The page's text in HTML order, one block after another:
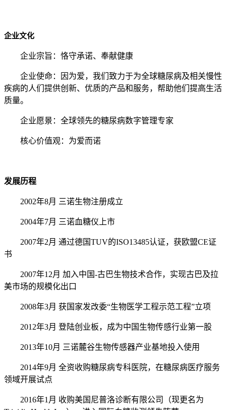
企业文化
企业宗旨：恪守承诺、奉献健康
企业使命：因为爱，我们致力于为全球糖尿病及相关慢性
疾病的人们提供创新、优质的产品和服务，帮助他们提高生活
质量。
企业愿景：全球领先的糖尿病数字管理专家
核心价值观：为爱而诺
发展历程
2002年8月 三诺生物注册成立
2004年7月 三诺血糖仪上市
2007年2月 通过德国TUV的ISO13485认证，获欧盟CE证
书
2007年12月 加入中国-古巴生物技术合作，实现古巴及拉
美市场的规模化出口
2008年3月 获国家发改委“生物医学工程示范工程”立项
2012年3月 登陆创业板，成为中国生物传感行业第一股
2013年10月 三诺麓谷生物传感器产业基地投入使用
2014年9月 全资收购糖尿病专科医院，在糖尿病医疗服务
领域开展试点
2016年1月 收购美国尼普洛诊断有限公司（现更名为